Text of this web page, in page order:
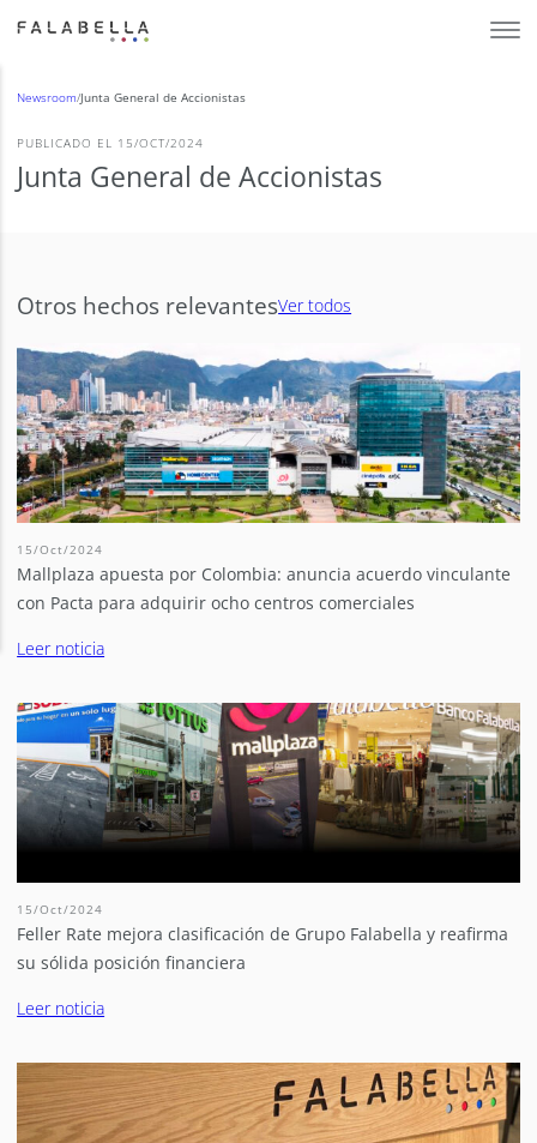
Newsroom/Junta General de Accionistas
PUBLICADO EL 15/OCT/2024
Junta General de Accionistas
Otros hechos relevantesVer todos
15/Oct/2024
Mallplaza apuesta por Colombia: anuncia acuerdo vinculante
con Pacta para adquirir ocho centros comerciales
Leer noticia
15/Oct/2024
Feller Rate mejora clasificación de Grupo Falabella y reafirma
su sólida posición financiera
Leer noticia